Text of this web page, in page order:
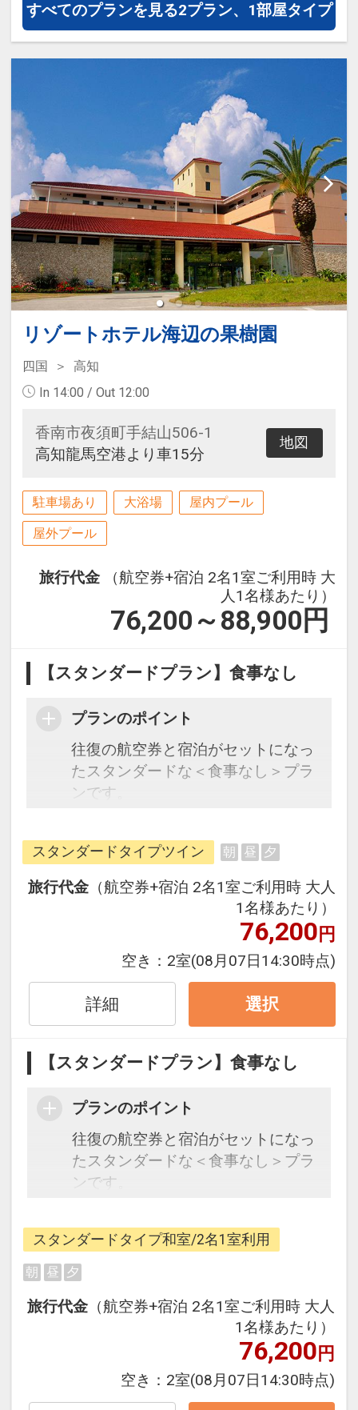
すべてのプランを見る2プラン、1部屋タイプ
リゾートホテル海辺の果樹園
四国
高知
In 14:00 / Out 12:00
香南市夜須町手結山506-1
高知龍馬空港より車15分
地図
駐車場あり 大浴場 屋内プール
屋外プール
旅行代金
（航空券+宿泊 2名1室ご利用時 大
人1名様あたり）
76,200～88,900 円
【スタンダードプラン】食事なし
プランのポイント
往復の航空券と宿泊がセットになっ
たスタンダードな＜食事なし＞プラ
ンです。
できるダイナミックパッケージだか
ら、一都市滞在はもちろん周遊旅行
にも最適！
旅行期間中の1泊だけの宿泊や延
泊・飛び泊なども自由自在です。
フライトは、安心のJAL（または
JALグループ）確約！フライトマイ
ル50%貯まります。
オプションでレンタカーや現地交
通・体験プランなどの追加（同時予
約）が可能なプランもございます。
スタンダードタイプツイン 朝 昼 夕
旅行代金 （航空券+宿泊 2名1室ご利用時 大人
1名様あたり）
76,200円
空き： 2室(08月07日14:30時点)
詳細 選択
【スタンダードプラン】食事なし
プランのポイント
往復の航空券と宿泊がセットになっ
たスタンダードな＜食事なし＞プラ
ンです。
できるダイナミックパッケージだか
ら、一都市滞在はもちろん周遊旅行
にも最適！
泊・飛び泊なども自由自在です。
フライトは、安心のJAL（または
JALグループ）確約！フライトマイ
ル50%貯まります。
オプションでレンタカーや現地交
スタンダードタイプ和室/2名1室利用
朝 昼 夕
旅行代金 （航空券+宿泊 2名1室ご利用時 大人
1名様あたり）
76,200円
空き： 2室(08月07日14:30時点)